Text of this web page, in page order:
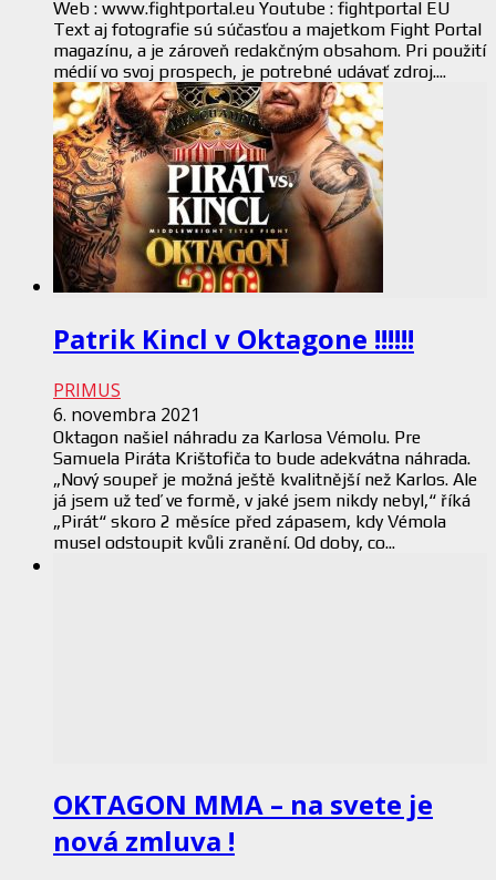
Web : www.fightportal.eu Youtube : fightportal EU
Text aj fotografie sú súčasťou a majetkom Fight Portal
magazínu, a je zároveň redakčným obsahom. Pri použití
médií vo svoj prospech, je potrebné udávať zdroj....
Patrik Kincl v Oktagone !!!!!!
PRIMUS
6. novembra 2021
Oktagon našiel náhradu za Karlosa Vémolu. Pre
Samuela Piráta Krištofiča to bude adekvátna náhrada.
„Nový soupeř je možná ještě kvalitnější než Karlos. Ale
já jsem už teď ve formě, v jaké jsem nikdy nebyl,“ říká
„Pirát“ skoro 2 měsíce před zápasem, kdy Vémola
musel odstoupit kvůli zranění. Od doby, co...
OKTAGON MMA – na svete je
nová zmluva !